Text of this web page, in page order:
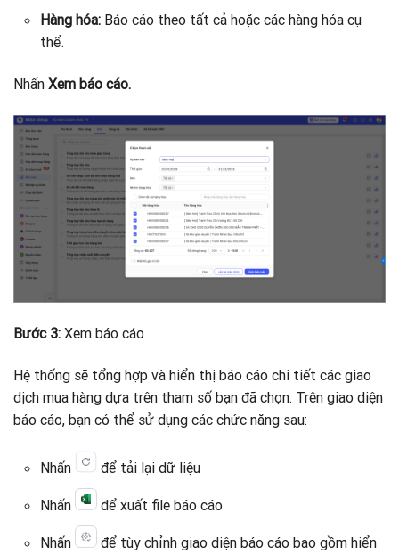
Hàng hóa: Báo cáo theo tất cả hoặc các hàng hóa cụ
thể.
Nhấn Xem báo cáo.
Bước 3: Xem báo cáo
Hệ thống sẽ tổng hợp và hiển thị báo cáo chi tiết các giao
dịch mua hàng dựa trên tham số bạn đã chọn. Trên giao diện
báo cáo, bạn có thể sử dụng các chức năng sau:
Nhấn để tải lại dữ liệu
Nhấn để xuất file báo cáo
Nhấn
để tùy chỉnh giao diện báo cáo bao gồm hiển